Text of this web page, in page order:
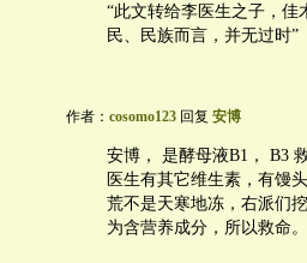
“此文转给李医生之子，
民、民族而言，并无过时”
作者： cosomo123 回复 安博
安博， 是酵母液B1， B3
医生有其它维生素，有馒
荒不是天寒地冻，右派们
为含营养成分，所以救命